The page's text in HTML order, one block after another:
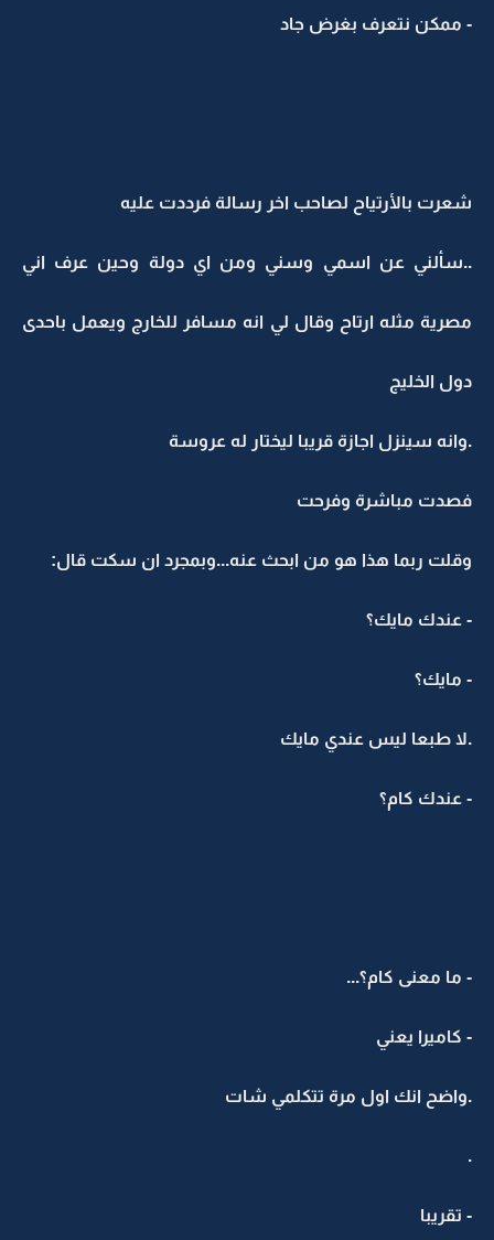
- ممكن نتعرف بغرض جاد
شعرت بالأرتياح لصاحب اخر رسالة فرددت عليه
..سألني عن اسمي وسني ومن اي دولة وحين عرف اني
مصرية مثله ارتاح وقال لي انه مسافر للخارج ويعمل باحدى
دول الخليج
.وانه سينزل اجازة قريبا ليختار له عروسة
فصدت مباشرة وفرحت
وقلت ربما هذا هو من ابحث عنه...وبمجرد ان سكت قال:
- عندك مايك؟
- مايك؟
.لا طبعا ليس عندي مايك
- عندك كام؟
- ما معنى كام؟...
- كاميرا يعني
.واضح انك اول مرة تتكلمي شات
.
- تقريبا